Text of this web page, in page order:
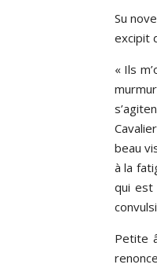
Su
excipit
« Ils
beau
à la
qui est
Petite